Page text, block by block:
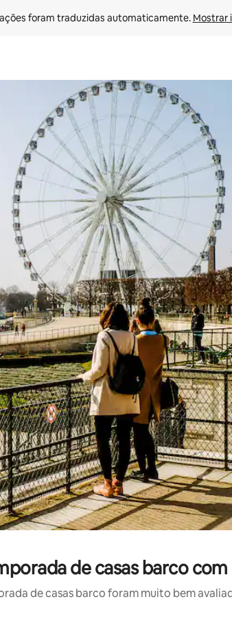
foram traduzidas automaticamente. Mostrar
as seta para cima e para baixo do teclado ou
de casas barco
de casas barco foram muito bem